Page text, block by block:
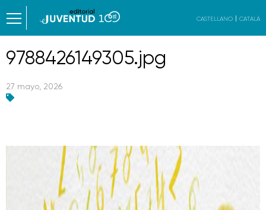
CASTELLANO CATALÀ
9788426149305.jpg
27 mayo, 2026